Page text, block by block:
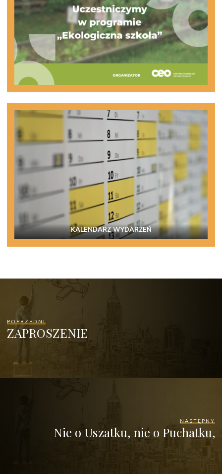
KALENDARZ WYDARZEŃ
POPRZEDNI
ZAPROSZENIE
NASTĘPNY
Nie o Uszatku, nie o Puchatku,